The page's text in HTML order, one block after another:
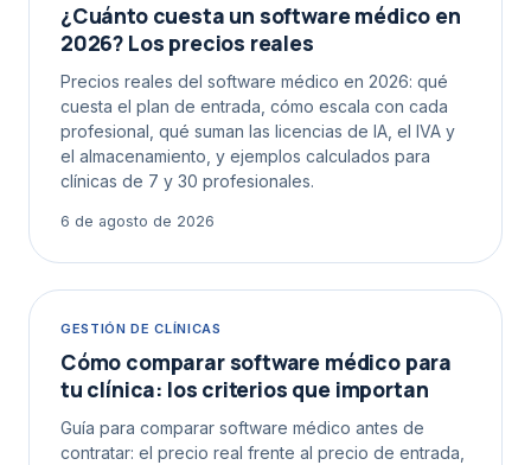
¿Cuánto cuesta un software médico en
2026? Los precios reales
Precios reales del software médico en 2026: qué
cuesta el plan de entrada, cómo escala con cada
profesional, qué suman las licencias de IA, el IVA y
el almacenamiento, y ejemplos calculados para
clínicas de 7 y 30 profesionales.
6 de agosto de 2026
GESTIÓN DE CLÍNICAS
Cómo comparar software médico para
tu clínica: los criterios que importan
Guía para comparar software médico antes de
contratar: el precio real frente al precio de entrada,